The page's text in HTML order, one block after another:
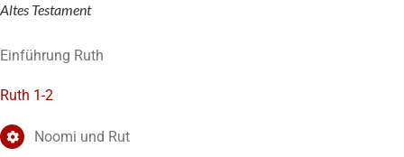
Altes Testament
Einführung Ruth
Ruth 1-2
Noomi und Rut